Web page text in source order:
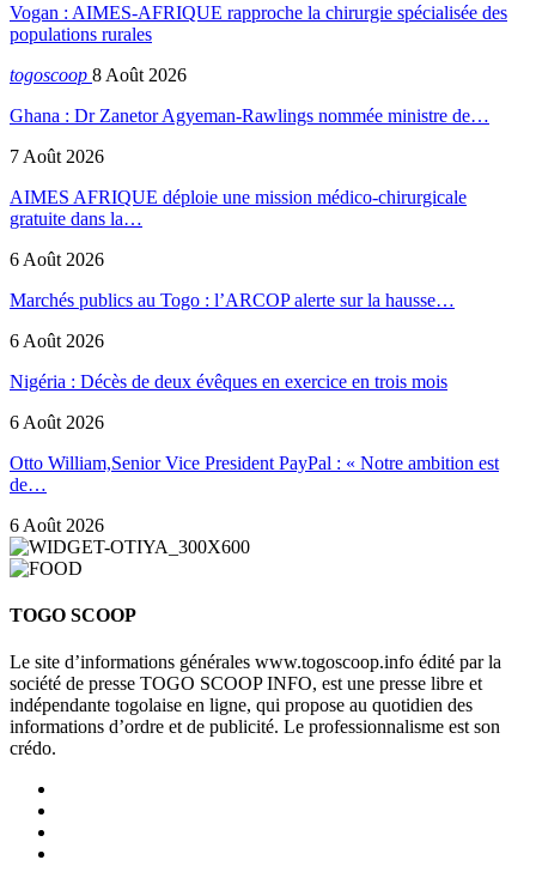
Vogan : AIMES-AFRIQUE rapproche la chirurgie spécialisée des
populations rurales
togoscoop 8 Août 2026
Ghana : Dr Zanetor Agyeman-Rawlings nommée ministre de…
7 Août 2026
AIMES AFRIQUE déploie une mission médico-chirurgicale
gratuite dans la…
6 Août 2026
Marchés publics au Togo : l’ARCOP alerte sur la hausse…
6 Août 2026
Nigéria : Décès de deux évêques en exercice en trois mois
6 Août 2026
Otto William,Senior Vice President PayPal : « Notre ambition est
de…
6 Août 2026
TOGO SCOOP
Le site d’informations générales www.togoscoop.info édité par la
société de presse TOGO SCOOP INFO, est une presse libre et
indépendante togolaise en ligne, qui propose au quotidien des
informations d’ordre et de publicité. Le professionnalisme est son
crédo.